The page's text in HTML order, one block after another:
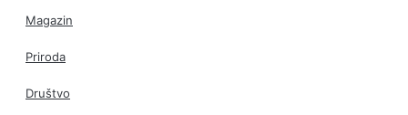
Magazin
Priroda
Društvo